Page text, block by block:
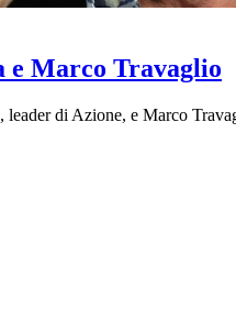
Marco Travaglio
di Azione, e Marco